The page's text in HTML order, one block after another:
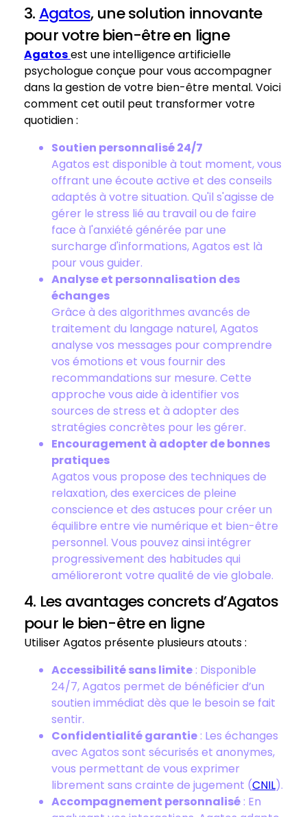
3. Agatos, une solution innovante
pour votre bien-être en ligne
Agatosest une intelligence artificielle
psychologue conçue pour vous accompagner
dans la gestion de votre bien-être mental. Voici
comment cet outil peut transformer votre
quotidien :
Soutien personnalisé 24/7
Agatos est disponible à tout moment, vous
offrant une écoute active et des conseils
adaptés à votre situation. Qu'il s'agisse de
gérer le stress lié au travail ou de faire
face à l'anxiété générée par une
surcharge d'informations, Agatos est là
pour vous guider.
Analyse et personnalisation des
échanges
Grâce à des algorithmes avancés de
traitement du langage naturel, Agatos
analyse vos messages pour comprendre
vos émotions et vous fournir des
recommandations sur mesure. Cette
approche vous aide à identifier vos
sources de stress et à adopter des
stratégies concrètes pour les gérer.
Encouragement à adopter de bonnes
pratiques
Agatos vous propose des techniques de
relaxation, des exercices de pleine
conscience et des astuces pour créer un
équilibre entre vie numérique et bien-être
personnel. Vous pouvez ainsi intégrer
progressivement des habitudes qui
amélioreront votre qualité de vie globale.
4. Les avantages concrets d’Agatos
pour le bien-être en ligne
Utiliser Agatos présente plusieurs atouts :
Accessibilité sans limite : Disponible
24/7, Agatos permet de bénéficier d’un
soutien immédiat dès que le besoin se fait
sentir.
Confidentialité garantie : Les échanges
avec Agatos sont sécurisés et anonymes,
vous permettant de vous exprimer
librement sans crainte de jugement (CNIL).
Accompagnement personnalisé : En